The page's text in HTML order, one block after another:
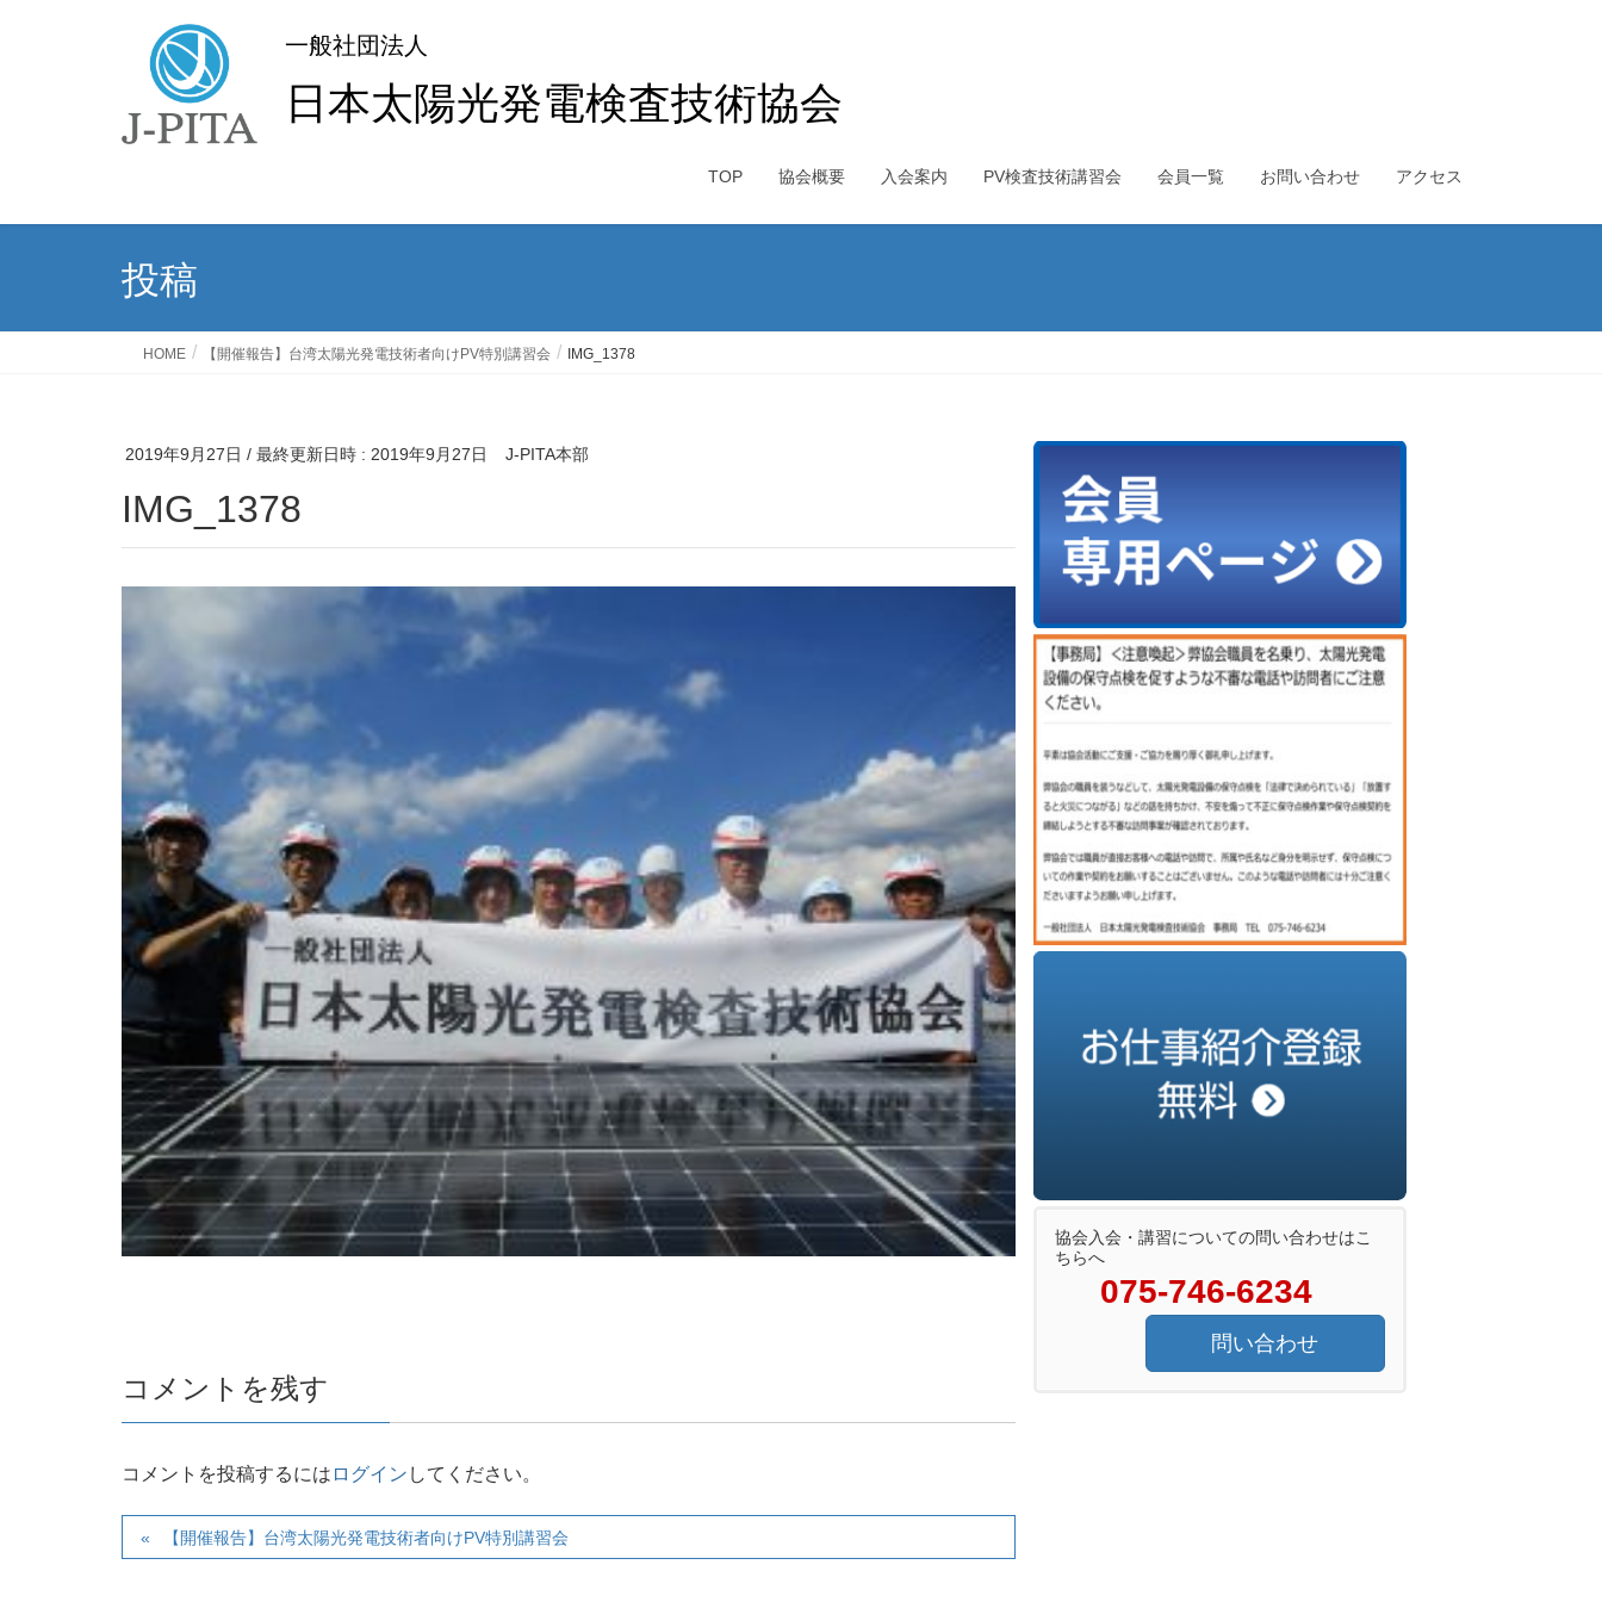
一般社団法人
日本太陽光発電検査技術協会
TOP 協会概要 入会案内 PV検査技術講習会 会員一覧 お問い合わせ アクセス
投稿
HOME 【開催報告】台湾太陽光発電技術者向けPV特別講習会 IMG_1378
2019年9月27日 / 最終更新日時 : 2019年9月27日 J-PITA本部
IMG_1378
コメントを残す
コメントを投稿するには ログイン してください。
【開催報告】台湾太陽光発電技術者向けPV特別講習会
協会入会・講習についての問い合わせはこ
ちらへ
075-746-6234
問い合わせ